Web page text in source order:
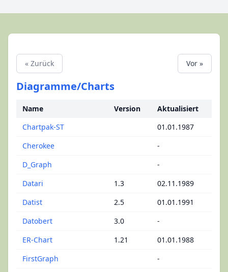
« Zurück Vor »
Diagramme/Charts
Name Version
Aktualisiert
Chartpak-ST
01.01.1987
Cherokee
-
D_Graph
-
Datari
1.3
02.11.1989
Datist
2.5
01.01.1991
Datobert
3.0
-
ER-Chart
1.21
01.01.1988
FirstGraph
-